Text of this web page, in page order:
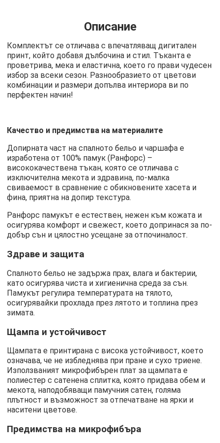
Описание
Комплектът се отличава с впечатляващ дигитален
принт, който добавя дълбочина и стил. Тъканта е
проветрива, мека и еластична, което го прави чудесен
избор за всеки сезон. Разнообразието от цветови
комбинации и размери допълва интериора ви по
перфектен начин!
Качество и предимства на материалите
Допирната част на спалното бельо и чаршафа е
изработена от 100% памук (Ранфорс) –
висококачествена тъкан, която се отличава с
изключителна мекота и здравина, по-малка
свиваемост в сравнение с обикновените хасета и
фина, приятна на допир текстура.
Ранфорс памукът е естествен, нежен към кожата и
осигурява комфорт и свежест, което допринася за по-
добър сън и цялостно усещане за отпочиналост.
Здраве и защита
Спалното бельо не задържа прах, влага и бактерии,
като осигурява чиста и хигиенична среда за сън.
Памукът регулира температурата на тялото,
осигурявайки прохлада през лятото и топлина през
зимата.
Щампа и устойчивост
Щампата е принтирана с висока устойчивост, което
означава, че не избледнява при пране и сухо триене.
Използваният микрофибърен плат за щампата е
полиестер с сатенена сплитка, която придава обем и
мекота, наподобяващи памучния сатен, голяма
плътност и възможност за отпечатване на ярки и
наситени цветове.
Предимства на микрофибъра